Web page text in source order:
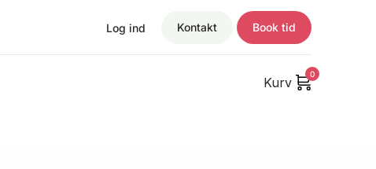
Log ind Kontakt Book tid
Kurv
0